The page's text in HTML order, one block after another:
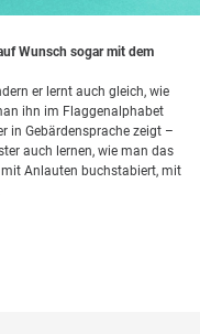
Wunsch sogar mit dem
er lernt auch gleich, wie
ihn im Flaggenalphabet
in Gebärdensprache zeigt –
auch lernen, wie man das
Anlauten buchstabiert, mit